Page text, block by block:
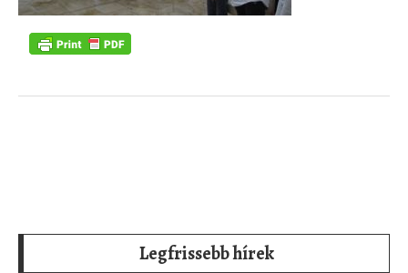
Legfrissebb hírek